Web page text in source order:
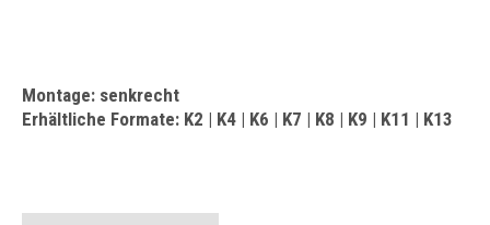
Montage: senkrecht
Erhältliche Formate: K2 | K4 | K6 | K7 | K8 | K9 | K11 | K13